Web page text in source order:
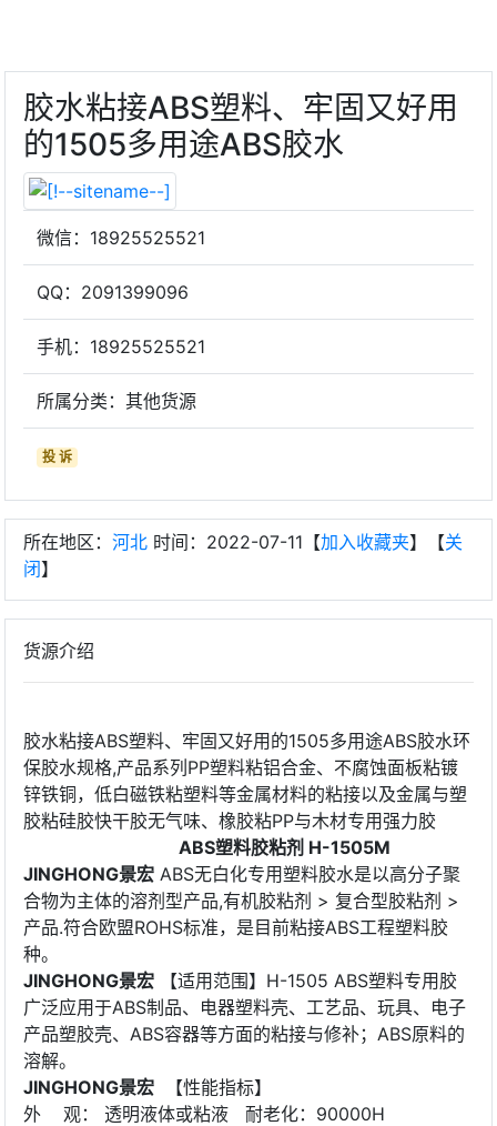
胶水粘接ABS塑料、牢固又好用
的1505多用途ABS胶水
微信：18925525521
QQ：2091399096
手机：18925525521
所属分类：其他货源
投 诉
所在地区： 河北 时间：2022-07-11【加入收藏夹】【关
闭】
货源介绍
胶水粘接ABS塑料、牢固又好用的1505多用途ABS胶水环
保胶水规格,产品系列PP塑料粘铝合金、不腐蚀面板粘镀
锌铁铜，低白磁铁粘塑料等金属材料的粘接以及金属与塑
胶粘硅胶快干胶无气味、橡胶粘PP与木材专用强力胶
ABS塑料胶粘剂 H-1505M
JINGHONG景宏 ABS无白化专用塑料胶水是以高分子聚
合物为主体的溶剂型产品,有机胶粘剂 > 复合型胶粘剂 >
产品.符合欧盟ROHS标准，是目前粘接ABS工程塑料胶
种。
JINGHONG景宏 【适用范围】H-1505 ABS塑料专用胶
广泛应用于ABS制品、电器塑料壳、工艺品、玩具、电子
产品塑胶壳、ABS容器等方面的粘接与修补；ABS原料的
溶解。
JINGHONG景宏 【性能指标】
外 观： 透明液体或粘液 耐老化：90000H